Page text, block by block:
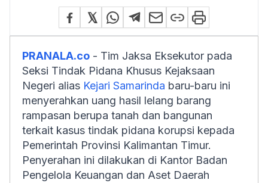
PRANALA.co - Tim Jaksa Eksekutor pada
Seksi Tindak Pidana Khusus Kejaksaan
Negeri alias Kejari Samarinda baru-baru ini
menyerahkan uang hasil lelang barang
rampasan berupa tanah dan bangunan
terkait kasus tindak pidana korupsi kepada
Pemerintah Provinsi Kalimantan Timur.
Penyerahan ini dilakukan di Kantor Badan
Pengelola Keuangan dan Aset Daerah